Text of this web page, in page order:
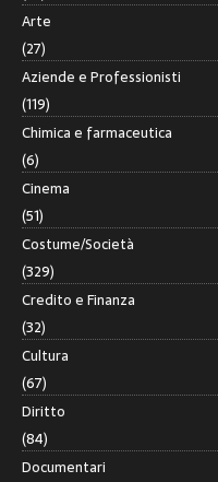
Arte
(27)
Aziende e Professionisti
(119)
Chimica e farmaceutica
(6)
Cinema
(51)
Costume/Società
(329)
Credito e Finanza
(32)
Cultura
(67)
Diritto
(84)
Documentari